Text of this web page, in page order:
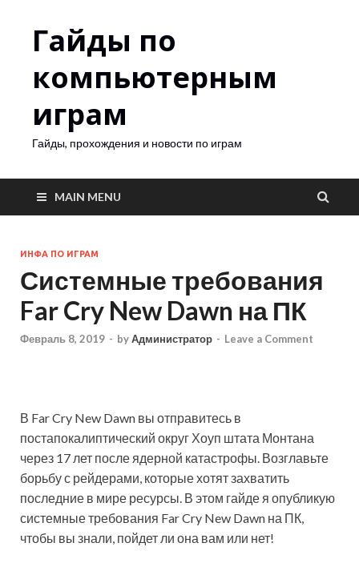
Гайды по
компьютерным
играм
Гайды, прохождения и новости по играм
MAIN MENU
ИНФА ПО ИГРАМ
Системные требования
Far Cry New Dawn на ПК
Февраль 8, 2019 - byАдминистратор - Leave a Comment
В Far Cry New Dawn вы отправитесь в
постапокалиптический округ Хоуп штата Монтана
через 17 лет после ядерной катастрофы. Возглавьте
борьбу с рейдерами, которые хотят захватить
последние в мире ресурсы. В этом гайде я опубликую
системные требования Far Cry New Dawn на ПК,
чтобы вы знали, пойдет ли она вам или нет!